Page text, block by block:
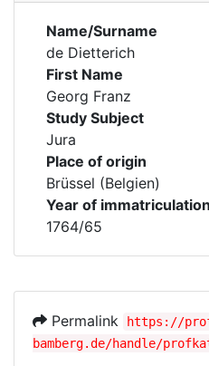
Name/Surname
de Dietterich
First Name
Georg Franz
Study Subject
Jura
Place of origin
Brüssel (Belgien)
Year of immatriculation
1764/65
Permalink
https://
bamberg.de/handle/